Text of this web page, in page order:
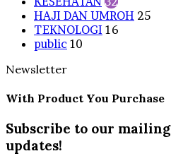
HAJI DAN UMROH 25
TEKNOLOGI 16
public 10
Newsletter
With Product You Purchase
Subscribe to our
updates!